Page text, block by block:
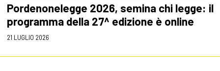
Pordenonelegge 2026, semina chi legge: il
programma della 27^ edizione è online
21 LUGLIO 2026